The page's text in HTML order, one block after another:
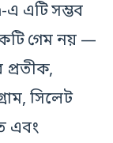
এটি সম্ভব
গেম নয় —
প্রতীক,
সিলেট
এবং